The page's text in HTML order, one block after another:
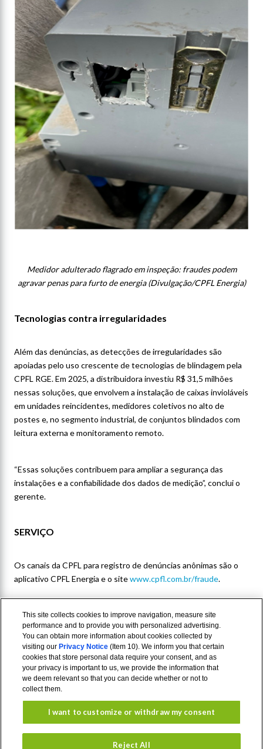
Medidor adulterado flagrado em inspeção: fraudes podem
agravar penas para furto de energia (Divulgação/CPFL Energia)
Tecnologias contra irregularidades
Além das denúncias, as detecções de irregularidades são
apoiadas pelo uso crescente de tecnologias de blindagem pela
CPFL RGE. Em 2025, a distribuidora investiu R$ 31,5 milhões
nessas soluções, que envolvem a instalação de caixas invioláveis
em unidades reincidentes, medidores coletivos no alto de
postes e, no segmento industrial, de conjuntos blindados com
leitura externa e monitoramento remoto.
“Essas soluções contribuem para ampliar a segurança das
instalações e a confiabilidade dos dados de medição”, conclui o
gerente.
SERVIÇO
Os canais da CPFL para registro de denúncias anônimas são o
aplicativo CPFL Energia e o sitewww.cpfl.com.br/fraude.
Privacidade
uso
This site collects cookies to improve navigation, measure site
performance and to provide you with personalized advertising.
You can obtain more information about cookies collected by
visiting our Privacy Notice(Item 10). We inform you that certain
cookies that store personal data require your consent, and as
your privacy is important to us, we provide the information that
we deem relevant so that you can decide whether or not to
collect them.
I want to customize or withdraw my consent
Reject All